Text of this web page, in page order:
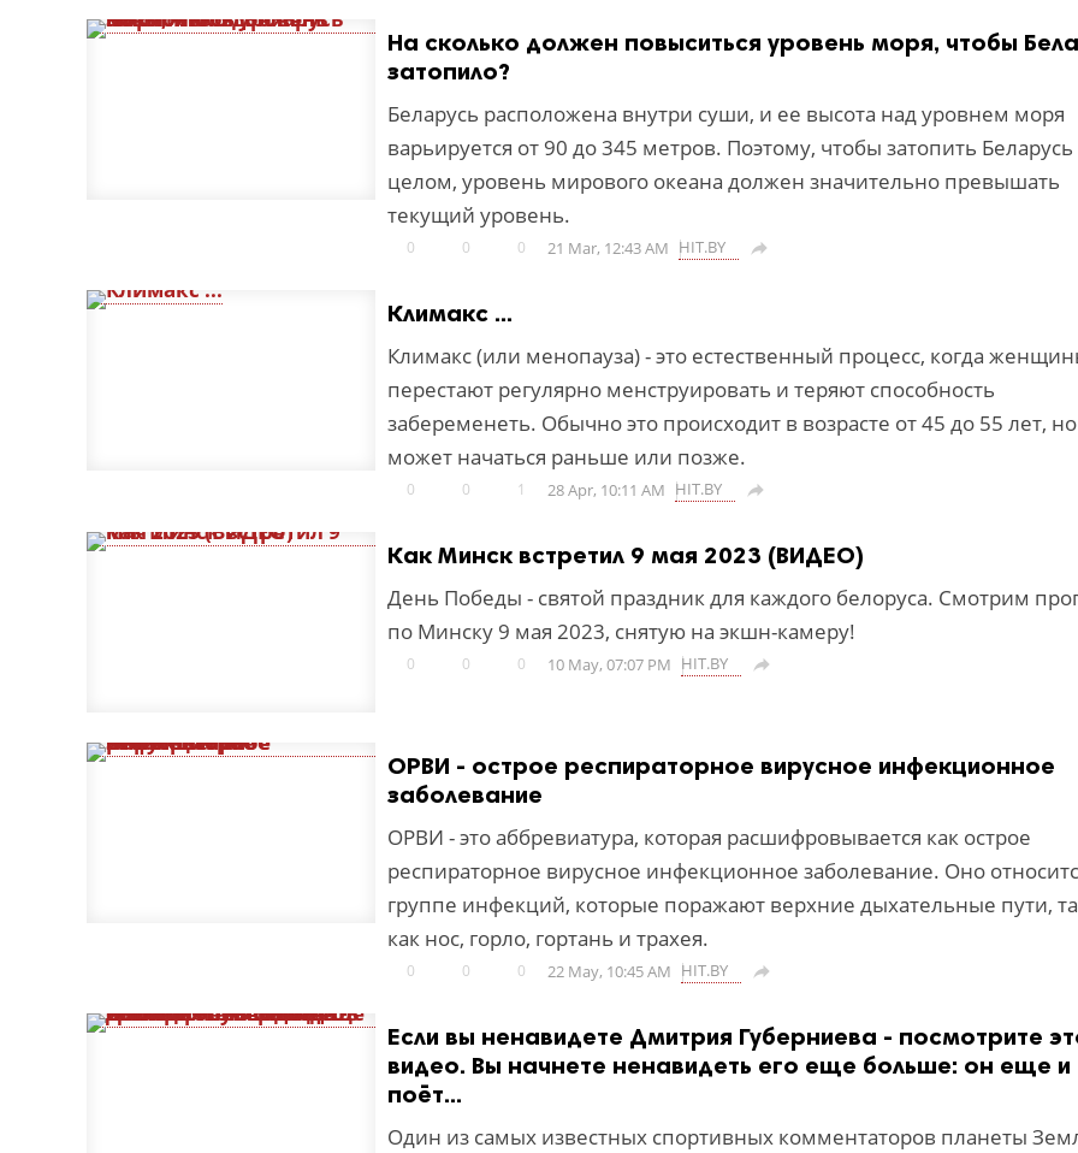
На сколько должен повыситься уровень моря, чтобы
затопило?
Беларусь расположена внутри суши, и ее высота над уровнем моря
варьируется от 90 до 345 метров. Поэтому, чтобы затопить Беларусь
целом, уровень мирового океана должен значительно превышать
текущий уровень.
0 0 0 21 Mar, 12:43 AM HIT.BY 
Климакс ...
Климакс (или менопауза) - это естественный процесс, когда
перестают регулярно менструировать и теряют способность
забеременеть. Обычно это происходит в возрасте от 45 до 55 лет, но
может начаться раньше или позже.
0 0 1 28 Apr, 10:11 AM HIT.BY 
Как Минск встретил 9 мая 2023 (ВИДЕО)
День Победы - святой праздник для каждого белоруса. Смотрим
по Минску 9 мая 2023, снятую на экшн-камеру!
0 0 0 10 May, 07:07 PM HIT.BY 
ОРВИ - острое респираторное вирусное инфекционное
заболевание
ОРВИ - это аббревиатура, которая расшифровывается как острое
респираторное вирусное инфекционное заболевание. Оно
группе инфекций, которые поражают верхние дыхательные пути,
как нос, горло, гортань и трахея.
0 0 0 22 May, 10:45 AM HIT.BY 
Если вы ненавидете Дмитрия Губерниева - посмотрите
видео. Вы начнете ненавидеть его еще больше: он еще и
поёт...
Один из самых известных спортивных комментаторов планеты